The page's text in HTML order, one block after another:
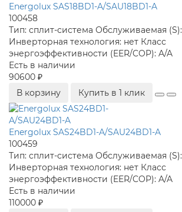
Energolux SAS18BD1-A/SAU18BD1-A
100458
Тип: сплит-система Обслуживаемая (S):
Инверторная технология: нет Класс
энергоэффективности (EER/COP): A/A
Есть в наличии
90600 ₽
В корзину
Купить в 1 клик
Energolux SAS24BD1-A/SAU24BD1-A
100459
Тип: сплит-система Обслуживаемая (S):
Инверторная технология: нет Класс
энергоэффективности (EER/COP): A/A
Есть в наличии
110000 ₽